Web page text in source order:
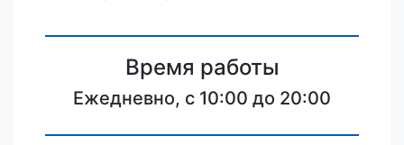
Время работы
Ежедневно, с 10:00 до 20:00